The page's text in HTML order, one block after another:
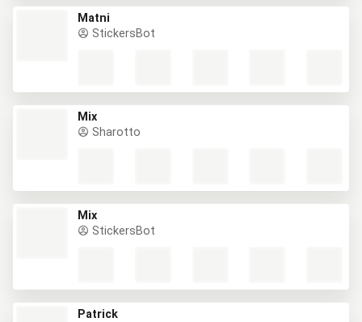
Matni
StickersBot
Mix
Sharotto
Mix
StickersBot
Patrick